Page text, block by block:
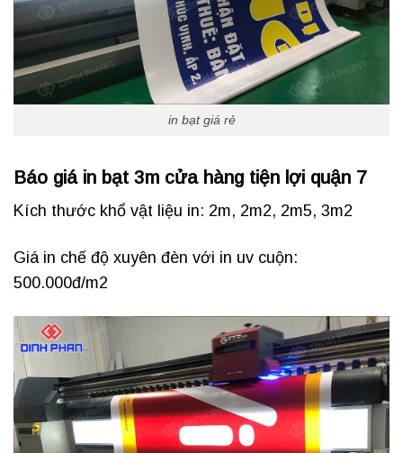
in bạt giá rẻ
Báo giá in bạt 3m cửa hàng tiện lợi quận 7
Kích thước khổ vật liệu in: 2m, 2m2, 2m5, 3m2
Giá in chế độ xuyên đèn với in uv cuộn:
500.000đ/m2